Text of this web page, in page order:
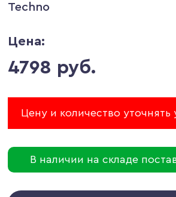
Techno
Цена:
4798 руб.
Цену и количество
В наличии на складе